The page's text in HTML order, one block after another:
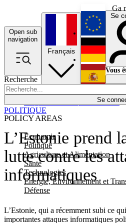
Ga
Open sub
navigation
Recherche
Se
POLICY AREAS
Economie
Politique
Agriculture et Alimentation
Santé
Technologies
Energie, Environnement et
Défense
Économie
Français
English
Deutsch
Se
Vous
L’Estonie prend
lutte contre les
informatiques
L’Estonie, qui a récemment subi ce
importantes attaques informatiques
POLITIQUE